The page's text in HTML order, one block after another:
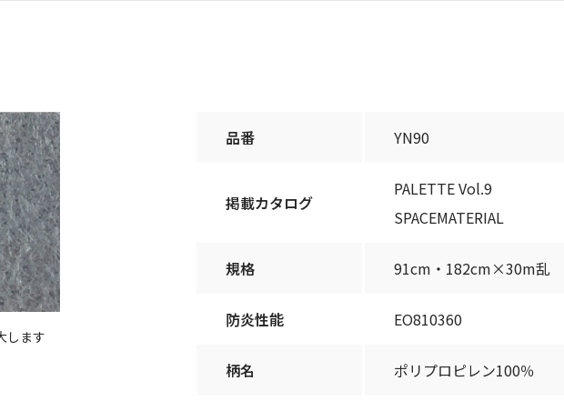
します
品番 YN90
掲載カタログ
PALETTE Vol.9
SPACEMATERIAL
規格 91cm・182cm×30m乱
防炎性能 EO810360
柄名 ポリプロピレン100％